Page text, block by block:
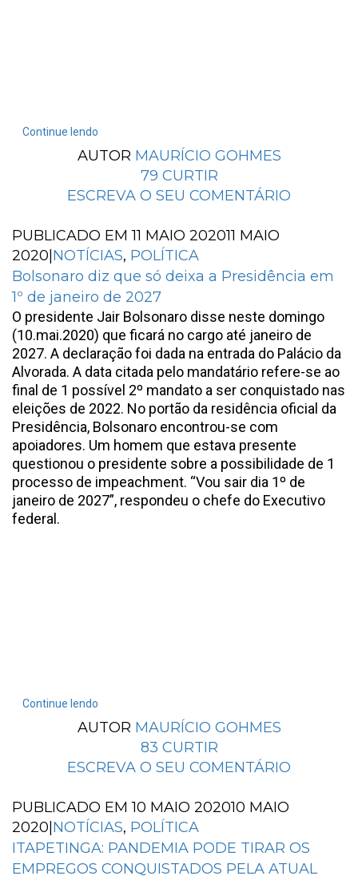
Continue lendo
AUTOR MAURÍCIO GOHMES
79 CURTIR
ESCREVA O SEU COMENTÁRIO
PUBLICADO EM11 MAIO 202011 MAIO
2020 NOTÍCIAS, POLÍTICA
Bolsonaro diz que só deixa a Presidência em
1º de janeiro de 2027
O presidente Jair Bolsonaro disse neste domingo
(10.mai.2020) que ficará no cargo até janeiro de
2027. A declaração foi dada na entrada do Palácio da
Alvorada. A data citada pelo mandatário refere-se ao
final de 1 possível 2º mandato a ser conquistado nas
eleições de 2022. No portão da residência oficial da
Presidência, Bolsonaro encontrou-se com
apoiadores. Um homem que estava presente
questionou o presidente sobre a possibilidade de 1
processo de impeachment. “Vou sair dia 1º de
janeiro de 2027”, respondeu o chefe do Executivo
federal.
Continue lendo
AUTOR MAURÍCIO GOHMES
83 CURTIR
ESCREVA O SEU COMENTÁRIO
PUBLICADO EM10 MAIO 202010 MAIO
2020 NOTÍCIAS, POLÍTICA
ITAPETINGA: PANDEMIA PODE TIRAR OS
EMPREGOS CONQUISTADOS PELA ATUAL